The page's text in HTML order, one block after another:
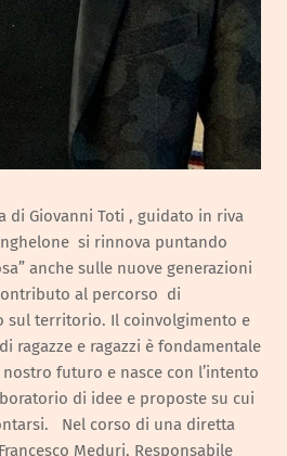
di Giovanni Toti , guidato in riva
si rinnova puntando
anche sulle nuove generazioni
al percorso di
sul territorio. Il coinvolgimento e
ragazze e ragazzi è fondamentale
futuro e nasce con l’intento
di idee e proposte su cui
Nel corso di una diretta
Meduri, Responsabile